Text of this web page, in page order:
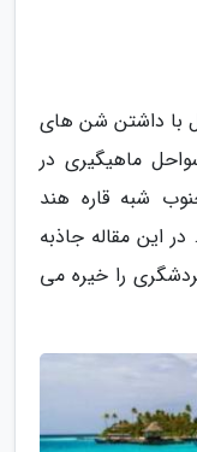
با داشتن شن های
ماهیگیری در
شبه قاره هند
این مقاله جاذبه
را خیره می